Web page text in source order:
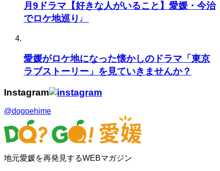
月9ドラマ【好きな人がいること】愛媛・今治
でロケ地巡り♩
愛媛がロケ地になった懐かしのドラマ「東京
ラブストーリー」を見ていきませんか？
Instagram
@dogoehime
地元愛媛を再発見するWEBマガジン